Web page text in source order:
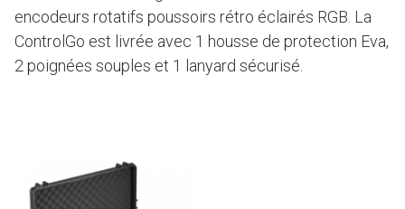
encodeurs rotatifs poussoirs rétro éclairés RGB. La
ControlGo est livrée avec 1 housse de protection Eva,
2 poignées souples et 1 lanyard sécurisé.